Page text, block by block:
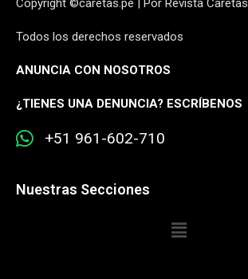
Copyright ©caretas.pe | Por Revista Caretas
Todos los derechos reservados
ANUNCIA CON NOSOTROS
¿TIENES UNA DENUNCIA? ESCRÍBENOS
+51 961-602-710
Nuestras Secciones